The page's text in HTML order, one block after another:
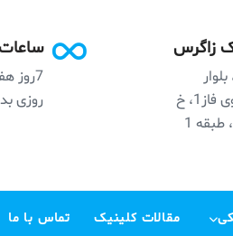
روزی
زاگرس
نفیسی،روبه روی فاز1، خ
مقالات کلینیک تماس با ما